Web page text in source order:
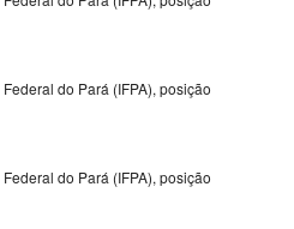
do Pará (IFPA), posição
do Pará (IFPA), posição